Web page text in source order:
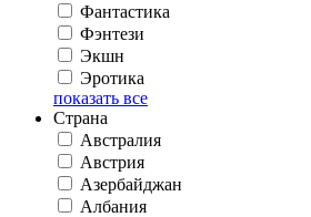
Фантастика
Фэнтези
Экшн
Эротика
показать все
Страна
Австралия
Австрия
Азербайджан
Албания